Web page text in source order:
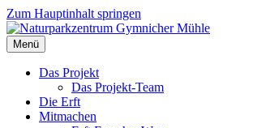
Zum Hauptinhalt springen
Menü
Das Projekt
Das Projekt-Team
Die Erft
Mitmachen